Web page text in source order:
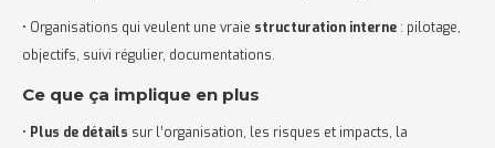
• Organisations qui veulent une vraie structuration interne : pilotage,
objectifs, suivi régulier, documentations.
Ce que ça implique en plus
• Plus de détails sur l’organisation, les risques et impacts, la